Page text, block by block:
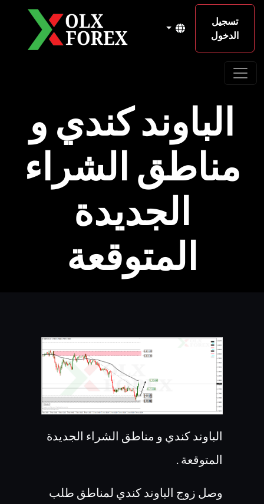
تسجيل
الدخول
الباوند كندي و
مناطق الشراء
الجديدة
المتوقعة
الباوند كندي و مناطق الشراء الجديدة
المتوقعة .
وصل زوج الباوند كندي لمناطق طلب